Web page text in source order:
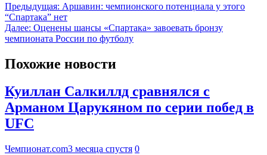
Предыдущая: Аршавин: чемпионского потенциала у этого
“Спартака” нет
Далее: Оценены шансы «Спартака» завоевать бронзу
чемпионата России по футболу
Похожие новости
Куиллан Салкиллд сравнялся с
Арманом Царукяном по серии побед в
UFC
Чемпионат.com3 месяца спустя 0